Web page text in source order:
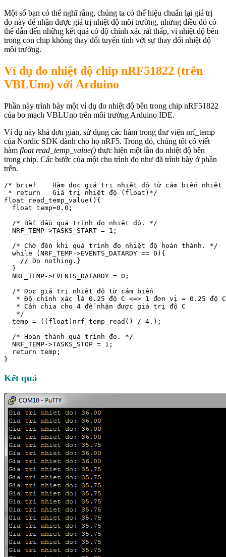
Một số bạn có thể nghĩ rằng, chúng ta có thể hiệu chuẩn lại giá trị
đo này để nhận được giá trị nhiệt độ môi trường, nhưng điều đó có
thể dẫn đến những kết quả có độ chính xác rất thấp, vì nhiệt độ bên
trong con chip không thay đổi tuyến tính với sự thay đổi nhiệt độ
môi trường.
Ví dụ đo nhiệt độ chip nRF51822 (trên
VBLUno) với Arduino
Phần này trình bày một ví dụ đo nhiệt độ bên trong chip nRF51822
của bo mạch VBLUno trên môi trường Arduino IDE.
Ví dụ này khá đơn giản, sử dụng các hàm trong thư viện nrf_temp
của Nordic SDK dành cho họ nRF5. Trong đó, chúng tôi có viết
hàm float read_temp_value() thực hiện một lần đo nhiệt độ bên
trong chip. Các bước của một chu trình đo như đã trình bày ở phần
trên.
/* brief    Hàm đọc giá trị nhiệt độ từ cảm biến nhiệt
* return   Giá trị nhiệt độ (float)*/
float read_temp_value(){
  float temp=0.0;
  /* Bắt đầu quá trình đo nhiệt độ. */
  NRF_TEMP->TASKS_START = 1;
  /* Chờ đến khi quá trình đo nhiệt độ hoàn thành. */
  while (NRF_TEMP->EVENTS_DATARDY == 0){
    // Do nothing.}
  }
  NRF_TEMP->EVENTS_DATARDY = 0;
  /* Đọc giá trị nhiệt độ từ cảm biến
   * Độ chính xác là 0.25 độ C <=> 1 đơn vị = 0.25 độ C
   * Cần chia cho 4 để nhận được giá trị độ C
   */
  temp = ((float)nrf_temp_read() / 4.);
  /* Hoàn thành quá trình đo. */
  NRF_TEMP->TASKS_STOP = 1;
  return temp;
Kết quả